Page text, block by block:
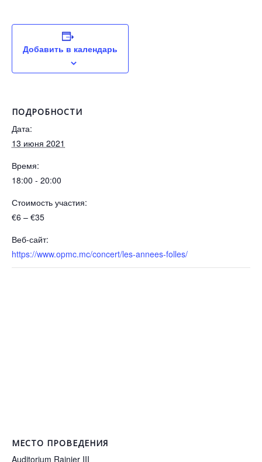
Добавить в календарь
ПОДРОБНОСТИ
Дата:
13 июня 2021
Время:
18:00 - 20:00
Стоимость участия:
€6 – €35
Веб-сайт:
https://www.opmc.mc/concert/les-annees-folles/
МЕСТО ПРОВЕДЕНИЯ
Auditorium Rainier III